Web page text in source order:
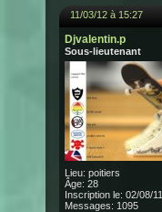
11/03/12 à 15:27
Djvalentin.p
Sous-lieutenant
Lieu: poitiers
Âge: 28
Inscription le: 02/08/11
Messages: 1095